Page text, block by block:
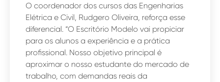
O coordenador dos cursos das Engenharias
Elétrica e Civil, Rudgero Oliveira, reforça esse
diferencial. “O Escritório Modelo vai propiciar
para os alunos a experiência e a prática
profissional. Nosso objetivo principal é
aproximar o nosso estudante do mercado de
trabalho, com demandas reais da